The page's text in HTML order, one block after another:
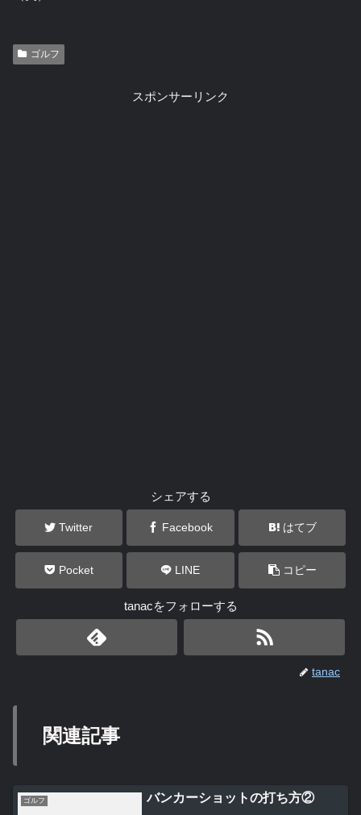
ゴルフ
スポンサーリンク
シェアする
Twitter Facebook はてブ
Pocket LINE コピー
tanacをフォローする
tanac
関連記事
ゴルフ バンカーショットの打ち方②